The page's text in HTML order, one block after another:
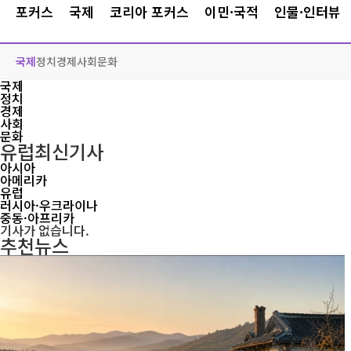
포커스 국제 코리아 포커스 이민·국적 인물·인터뷰
국제정치경제사회문화
국제
정치
경제
사회
문화
유럽최신기사
아시아
아메리카
유럽
러시아·우크라이나
중동·아프리카
기사가 없습니다.
추천뉴스